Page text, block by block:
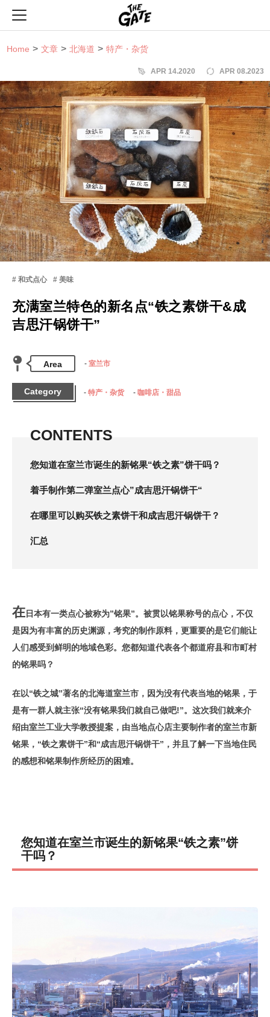
Home 文章 北海道 特产・杂货
APR 14.2020 APR 08.2023
和式点心 美味
充满室兰特色的新名点“铁之素饼干&成
吉思汗锅饼干”
Area 室兰市
Category 特产・杂货 咖啡店・甜品
CONTENTS
您知道在室兰市诞生的新铭果“铁之素”饼干吗？
着手制作第二弹室兰点心”成吉思汗锅饼干“
在哪里可以购买铁之素饼干和成吉思汗锅饼干？
汇总
在日本有一类点心被称为”铭果”。被贯以铭果称号的点心，不仅
是因为有丰富的历史渊源，考究的制作原料，更重要的是它们能让
人们感受到鲜明的地域色彩。您都知道代表各个都道府县和市町村
的铭果吗？
在以“铁之城”著名的北海道室兰市，因为没有代表当地的铭果，于
是有一群人就主张“没有铭果我们就自己做吧!”。这次我们就来介
绍由室兰工业大学教授提案，由当地点心店主要制作者的室兰市新
铭果，“铁之素饼干”和“成吉思汗锅饼干”，并且了解一下当地住民
的感想和铭果制作所经历的困难。
您知道在室兰市诞生的新铭果“铁之素”饼
干吗？